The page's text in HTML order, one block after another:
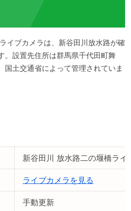
イブカメラは、新谷田川放水路が確
。設置先住所は群馬県千代田町舞
国土交通省によって管理されていま
新谷田川 放水路二の堰橋ライ
ライブカメラを見る
手動更新